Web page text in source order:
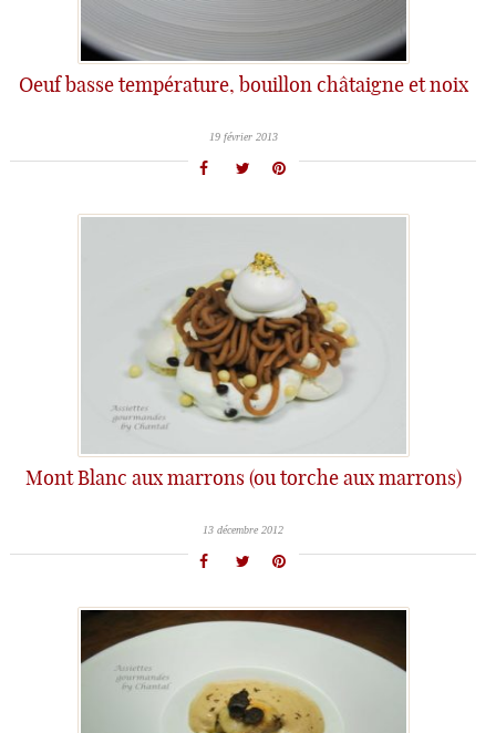
Oeuf basse température, bouillon châtaigne et noix
19 février 2013
Mont Blanc aux marrons (ou torche aux marrons)
13 décembre 2012